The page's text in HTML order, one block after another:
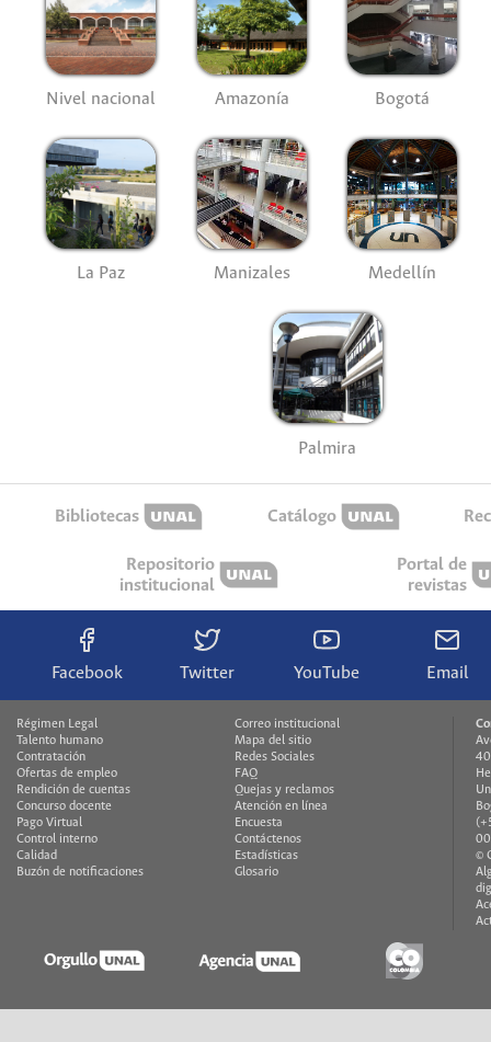
Nivel nacional Amazonía Bogotá
La Paz Manizales Medellín
Palmira
Bibliotecas Catálogo
Repositorio
institucional
Portal de
revistas
Facebook Twitter YouTube Email
Régimen Legal
Talento humano
Contratación
Ofertas de empleo
Rendición de cuentas
Concurso docente
Pago Virtual
Control interno
Calidad
Buzón de notificaciones
Correo institucional
Mapa del sitio
Redes Sociales
FAQ
Quejas y reclamos
Atención en línea
Encuesta
Contáctenos
Estadísticas
Glosario
©